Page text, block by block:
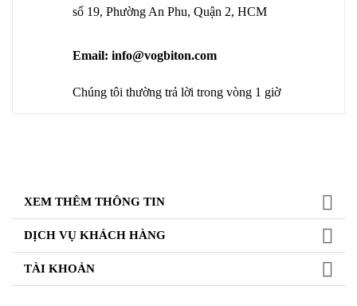
số 19, Phường An Phu, Quận 2, HCM
Email: info@vogbiton.com
Chúng tôi thường trả lời trong vòng 1 giờ
XEM THÊM THÔNG TIN
DỊCH VỤ KHÁCH HÀNG
TÀI KHOẢN